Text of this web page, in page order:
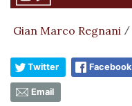
Gian Marco Regnani /
Twitter Facebook
Email